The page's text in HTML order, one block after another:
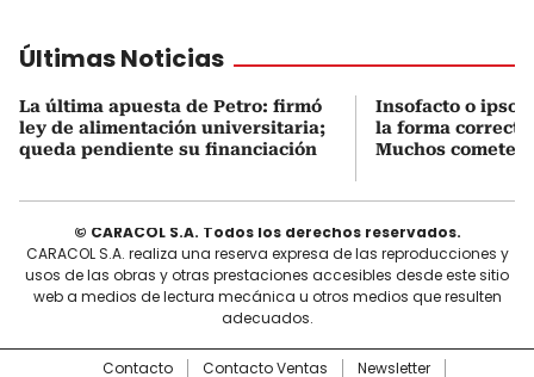
Últimas Noticias
La última apuesta de Petro: firmó
ley de alimentación universitaria;
queda pendiente su financiación
Insofacto o ipso
la forma
Muchos
© CARACOL S.A. Todos los derechos reservados.
CARACOL S.A. realiza una reserva expresa de las reproducciones y
usos de las obras y otras prestaciones accesibles desde este sitio
web a medios de lectura mecánica u otros medios que resulten
adecuados.
Contacto Contacto Ventas Newsletter